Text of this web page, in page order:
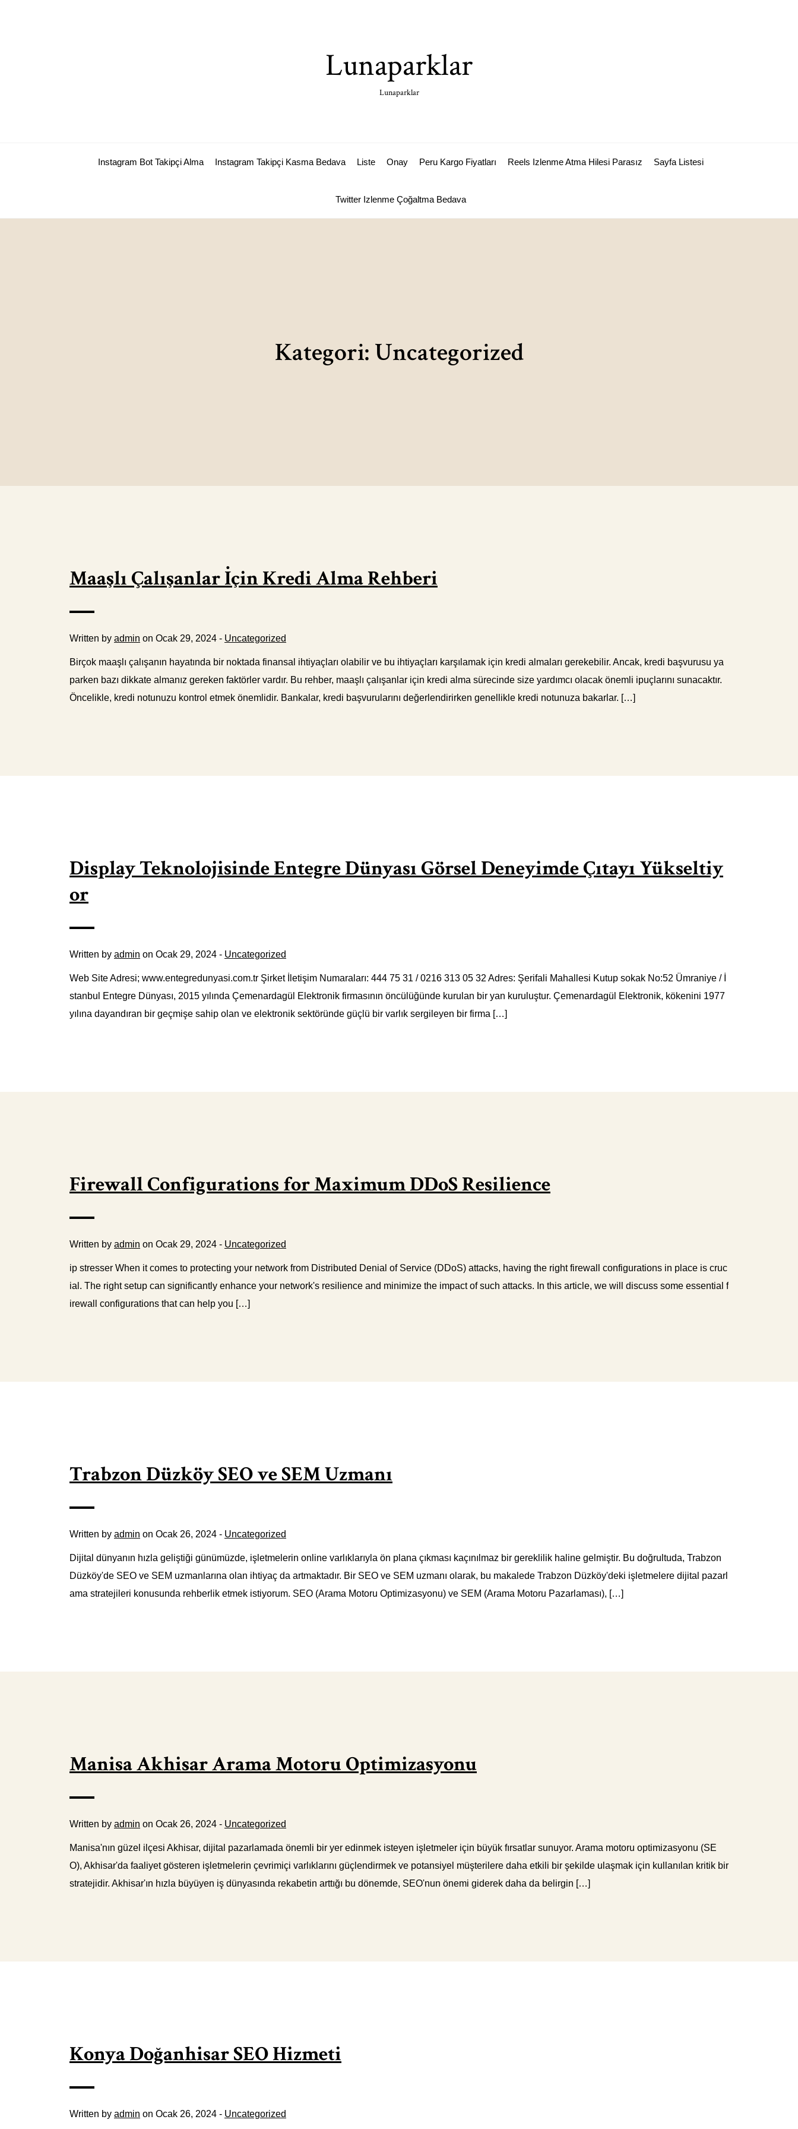
Lunaparklar
Lunaparklar
Instagram Bot Takipçi Alma Instagram Takipçi Kasma Bedava Liste Onay Peru Kargo Fiyatları Reels Izlenme Atma Hilesi Parasız Sayfa Listesi
Twitter Izlenme Çoğaltma Bedava
Kategori: Uncategorized
Maaşlı Çalışanlar İçin Kredi Alma Rehberi
Written by admin on Ocak 29, 2024 - Uncategorized
Birçok maaşlı çalışanın hayatında bir noktada finansal ihtiyaçları olabilir ve bu ihtiyaçları karşılamak için kredi almaları gerekebilir. Ancak, kredi başvurusu ya
parken bazı dikkate almanız gereken faktörler vardır. Bu rehber, maaşlı çalışanlar için kredi alma sürecinde size yardımcı olacak önemli ipuçlarını sunacaktır.
Öncelikle, kredi notunuzu kontrol etmek önemlidir. Bankalar, kredi başvurularını değerlendirirken genellikle kredi notunuza bakarlar. […]
Display Teknolojisinde Entegre Dünyası Görsel Deneyimde Çıtayı Yükseltiy
or
Written by admin on Ocak 29, 2024 - Uncategorized
Web Site Adresi; www.entegredunyasi.com.tr Şirket İletişim Numaraları: 444 75 31 / 0216 313 05 32 Adres: Şerifali Mahallesi Kutup sokak No:52 Ümraniye / İ
stanbul Entegre Dünyası, 2015 yılında Çemenardagül Elektronik firmasının öncülüğünde kurulan bir yan kuruluştur. Çemenardagül Elektronik, kökenini 1977
yılına dayandıran bir geçmişe sahip olan ve elektronik sektöründe güçlü bir varlık sergileyen bir firma […]
Firewall Configurations for Maximum DDoS Resilience
Written by admin on Ocak 29, 2024 - Uncategorized
ip stresser When it comes to protecting your network from Distributed Denial of Service (DDoS) attacks, having the right firewall configurations in place is cruc
ial. The right setup can significantly enhance your network's resilience and minimize the impact of such attacks. In this article, we will discuss some essential f
irewall configurations that can help you […]
Trabzon Düzköy SEO ve SEM Uzmanı
Written by admin on Ocak 26, 2024 - Uncategorized
Dijital dünyanın hızla geliştiği günümüzde, işletmelerin online varlıklarıyla ön plana çıkması kaçınılmaz bir gereklilik haline gelmiştir. Bu doğrultuda, Trabzon
Düzköy'de SEO ve SEM uzmanlarına olan ihtiyaç da artmaktadır. Bir SEO ve SEM uzmanı olarak, bu makalede Trabzon Düzköy'deki işletmelere dijital pazarl
ama stratejileri konusunda rehberlik etmek istiyorum. SEO (Arama Motoru Optimizasyonu) ve SEM (Arama Motoru Pazarlaması), […]
Manisa Akhisar Arama Motoru Optimizasyonu
Written by admin on Ocak 26, 2024 - Uncategorized
Manisa'nın güzel ilçesi Akhisar, dijital pazarlamada önemli bir yer edinmek isteyen işletmeler için büyük fırsatlar sunuyor. Arama motoru optimizasyonu (SE
O), Akhisar'da faaliyet gösteren işletmelerin çevrimiçi varlıklarını güçlendirmek ve potansiyel müşterilere daha etkili bir şekilde ulaşmak için kullanılan kritik bir
stratejidir. Akhisar'ın hızla büyüyen iş dünyasında rekabetin arttığı bu dönemde, SEO'nun önemi giderek daha da belirgin […]
Konya Doğanhisar SEO Hizmeti
Written by admin on Ocak 26, 2024 - Uncategorized